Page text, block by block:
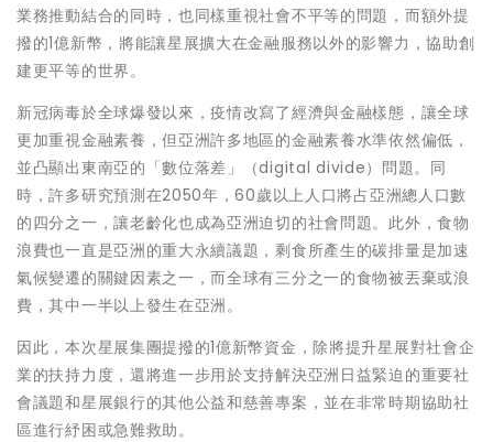
業務推動結合的同時，也同樣重視社會不平等的問題，而額外提
撥的1億新幣，將能讓星展擴大在金融服務以外的影響力，協助創
建更平等的世界。
新冠病毒於全球爆發以來，疫情改寫了經濟與金融樣態，讓全球
更加重視金融素養，但亞洲許多地區的金融素養水準依然偏低，
並凸顯出東南亞的「數位落差」（digital divide）問題。同
時，許多研究預測在2050年，60歲以上人口將占亞洲總人口數
的四分之一，讓老齡化也成為亞洲迫切的社會問題。此外，食物
浪費也一直是亞洲的重大永續議題，剩食所產生的碳排量是加速
氣候變遷的關鍵因素之一，而全球有三分之一的食物被丟棄或浪
費，其中一半以上發生在亞洲。
因此，本次星展集團提撥的1億新幣資金，除將提升星展對社會企
業的扶持力度，還將進一步用於支持解決亞洲日益緊迫的重要社
會議題和星展銀行的其他公益和慈善專案，並在非常時期協助社
區進行紓困或急難救助。